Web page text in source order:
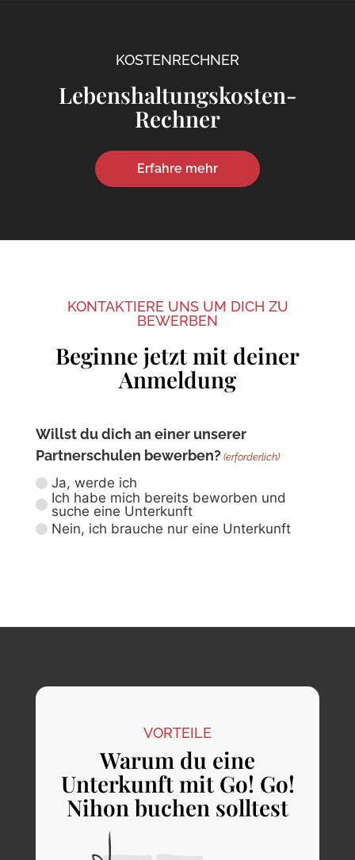
KOSTENRECHNER
Lebenshaltungskosten-
Rechner
Erfahre mehr
KONTAKTIERE UNS UM DICH ZU
BEWERBEN
Beginne jetzt mit deiner
Anmeldung
Willst du dich an einer unserer
Partnerschulen bewerben? (erforderlich)
Ja, werde ich
Ich habe mich bereits beworben und
suche eine Unterkunft
Nein, ich brauche nur eine Unterkunft
VORTEILE
Warum du eine
Unterkunft mit Go! Go!
Nihon buchen solltest